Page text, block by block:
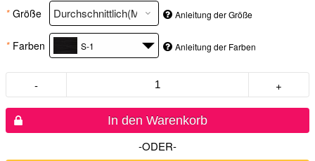
* Größe Anleitung der Größe
* Farben S-1 Anleitung der Farben
- +
In den Warenkorb
-ODER-